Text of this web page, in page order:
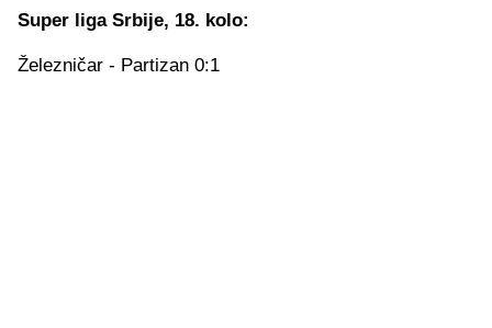
Super liga Srbije, 18. kolo:
Železničar - Partizan 0:1